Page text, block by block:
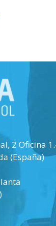
2 Oficina
(España)